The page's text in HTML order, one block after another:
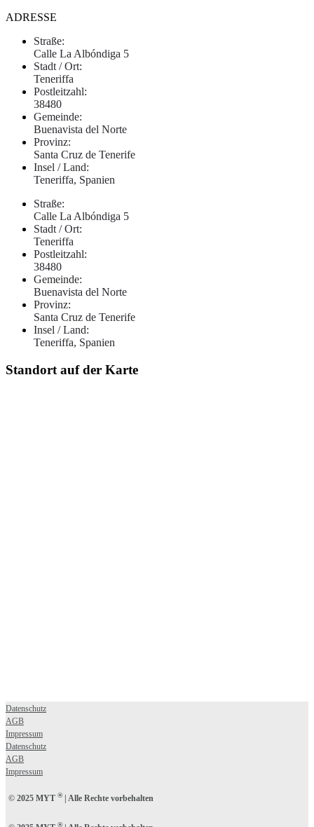
ADRESSE
Straße:
Calle La Albóndiga 5
Stadt / Ort:
Teneriffa
Postleitzahl:
38480
Gemeinde:
Buenavista del Norte
Provinz:
Santa Cruz de Tenerife
Insel / Land:
Teneriffa, Spanien
Straße:
Calle La Albóndiga 5
Stadt / Ort:
Teneriffa
Postleitzahl:
38480
Gemeinde:
Buenavista del Norte
Provinz:
Santa Cruz de Tenerife
Insel / Land:
Teneriffa, Spanien
Standort auf der Karte
Datenschutz
AGB
Impressum
Datenschutz
AGB
Impressum
© 2025 MYT ®| Alle Rechte vorbehalten
®